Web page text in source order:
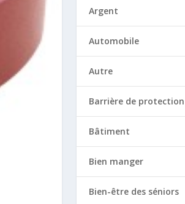
Argent
Automobile
Autre
Barrière de protection
Bâtiment
Bien manger
Bien-être des séniors